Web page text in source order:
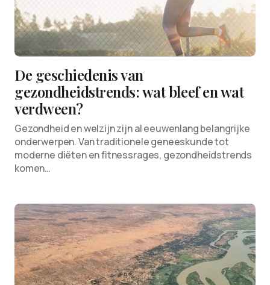
De geschiedenis van
gezondheidstrends: wat bleef en wat
verdween?
Gezondheid en welzijn zijn al eeuwenlang belangrijke
onderwerpen. Van traditionele geneeskunde tot
moderne diëten en fitnessrages, gezondheidstrends
komen…